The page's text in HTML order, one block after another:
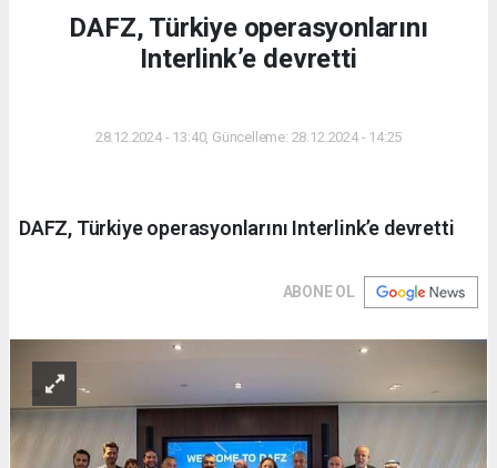
DAFZ, Türkiye operasyonlarını
Interlink’e devretti
28.12.2024 - 13:40, Güncelleme: 28.12.2024 - 14:25
DAFZ, Türkiye operasyonlarını Interlink’e devretti
ABONE OL